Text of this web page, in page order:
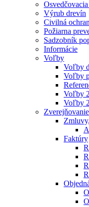
Osvedčovacia
Výrub drevín
Civilná
Požiarna
Sadzobník
Informácie
Voľby
Voľby
Voľby
Voľby
Voľby
Zverejňovanie
Faktúry